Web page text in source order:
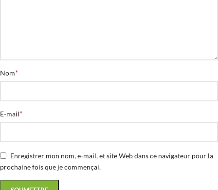
Nom*
E-mail*
Enregistrer mon nom, e-mail, et site Web dans ce navigateur pour la
prochaine fois que je commençai.